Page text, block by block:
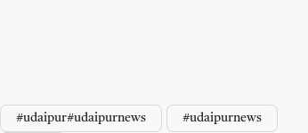
#udaipur#udaipurnews #udaipurnews